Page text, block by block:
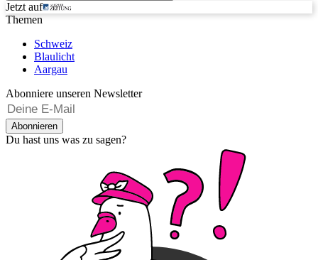
Jetzt auf
Themen
Schweiz
Blaulicht
Aargau
Abonniere unseren Newsletter
Abonnieren
Du hast uns was zu sagen?